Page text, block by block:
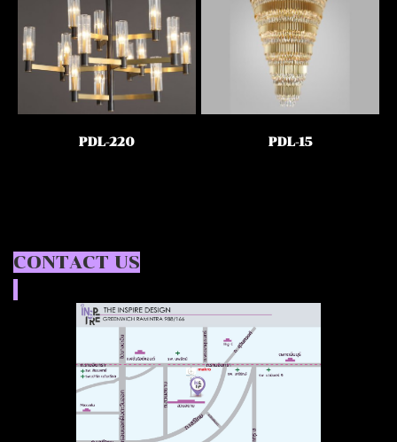
PDL-220 PDL-15
CONTACT US